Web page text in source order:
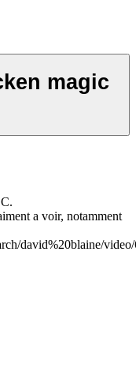
magic
a voir, notamment
david%20blaine/